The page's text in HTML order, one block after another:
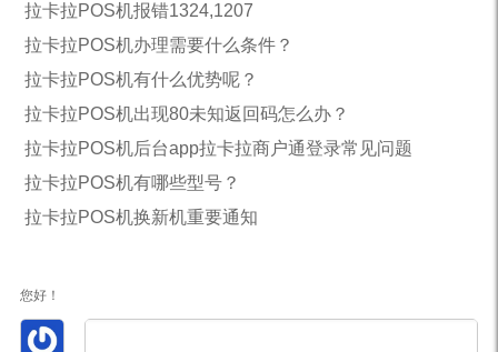
拉卡拉POS机报错1324,1207
拉卡拉POS机办理需要什么条件？
拉卡拉POS机有什么优势呢？
拉卡拉POS机出现80未知返回码怎么办？
拉卡拉POS机后台app拉卡拉商户通登录常见问题
拉卡拉POS机有哪些型号？
拉卡拉POS机换新机重要通知
您好！